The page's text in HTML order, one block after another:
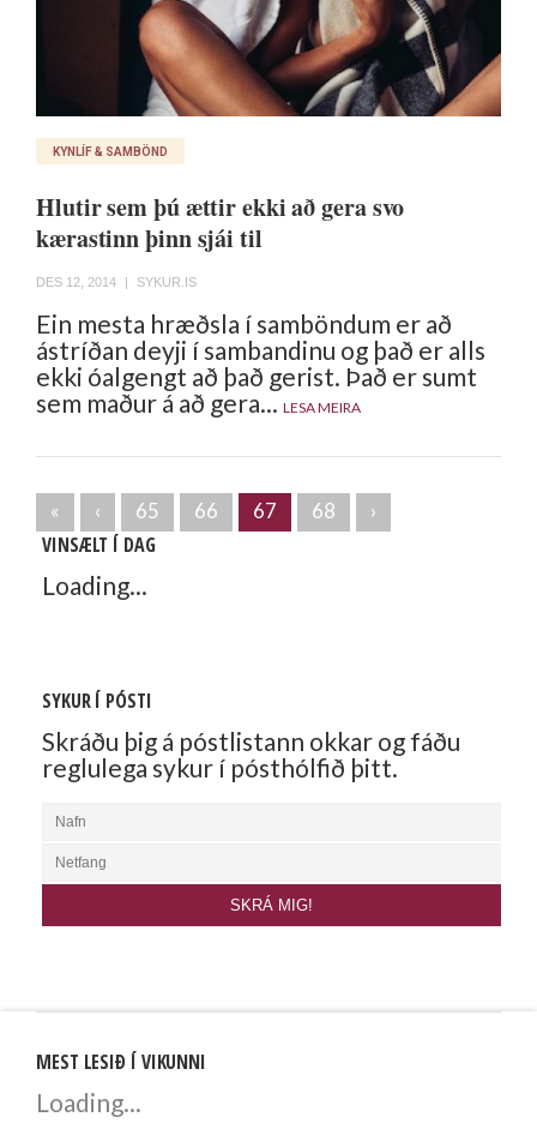
KYNLÍF & SAMBÖND
Hlutir sem þú ættir ekki að gera svo
kærastinn þinn sjái til
DES 12, 2014 | SYKUR.IS
Ein mesta hræðsla í samböndum er að
ástríðan deyji í sambandinu og það er alls
ekki óalgengt að það gerist. Það er sumt
sem maður á að gera... LESA MEIRA
« ‹ 65 66 67 68 ›
VINSÆLT Í DAG
Loading...
SYKUR Í PÓSTI
Skráðu þig á póstlistann okkar og fáðu
reglulega sykur í pósthólfið þitt.
MEST LESIÐ Í VIKUNNI
Loading...